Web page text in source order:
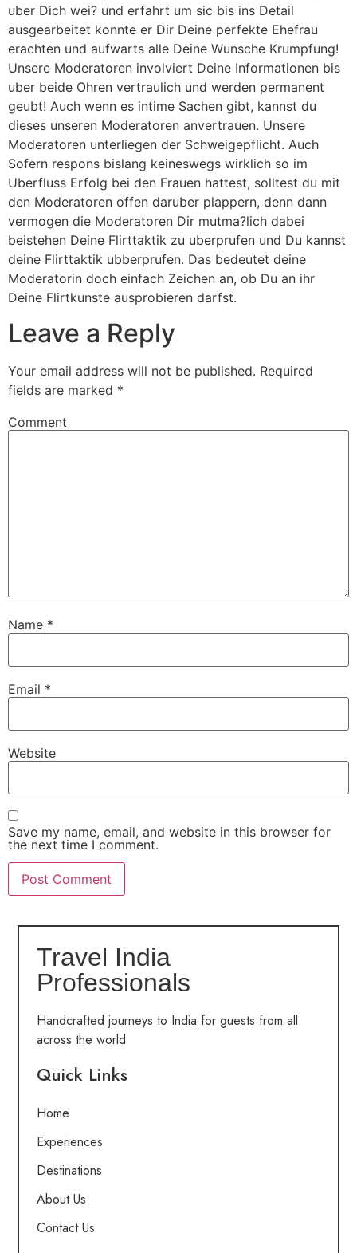
uber Dich wei? und erfahrt um sic bis ins Detail
ausgearbeitet konnte er Dir Deine perfekte Ehefrau
erachten und aufwarts alle Deine Wunsche Krumpfung!
Unsere Moderatoren involviert Deine Informationen bis
uber beide Ohren vertraulich und werden permanent
geubt! Auch wenn es intime Sachen gibt, kannst du
dieses unseren Moderatoren anvertrauen. Unsere
Moderatoren unterliegen der Schweigepflicht. Auch
Sofern respons bislang keineswegs wirklich so im
Uberfluss Erfolg bei den Frauen hattest, solltest du mit
den Moderatoren offen daruber plappern, denn dann
vermogen die Moderatoren Dir mutma?lich dabei
beistehen Deine Flirttaktik zu uberprufen und Du kannst
deine Flirttaktik ubberprufen. Das bedeutet deine
Moderatorin doch einfach Zeichen an, ob Du an ihr
Deine Flirtkunste ausprobieren darfst.
Leave a Reply
Your email address will not be published. Required
fields are marked *
Comment
Name *
Email *
Website
Save my name, email, and website in this browser for
the next time I comment.
Travel India
Professionals
Handcrafted journeys to India for guests from all
across the world
Quick Links
Home
Experiences
Destinations
About Us
Contact Us